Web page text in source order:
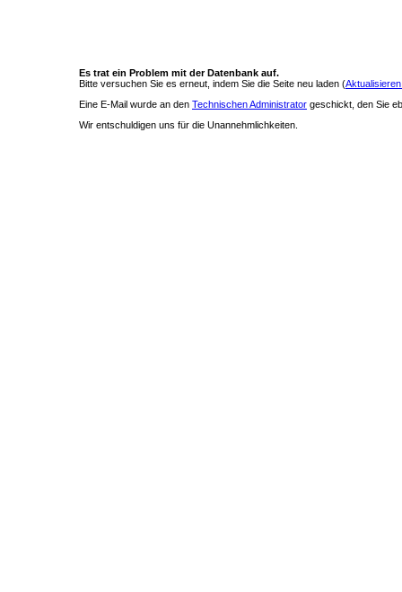
Es trat ein Problem mit der Datenbank auf.
Bitte versuchen Sie es erneut, indem Sie die Seite neu laden (
Eine E-Mail wurde an den Technischen Administrator geschickt, den Sie
Wir entschuldigen uns für die Unannehmlichkeiten.